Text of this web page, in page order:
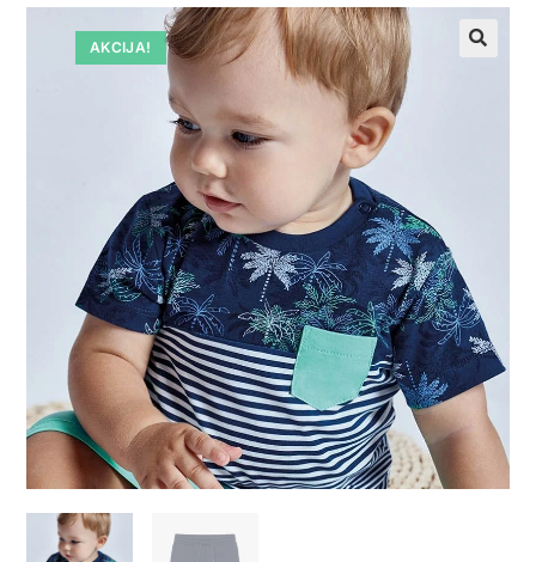
AKCIJA!